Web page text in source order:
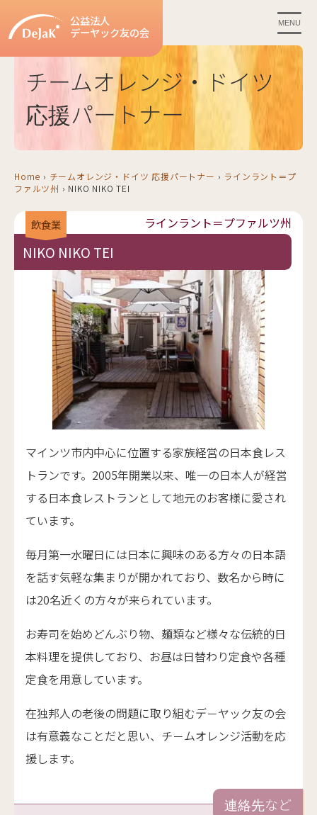
公益法人
デーヤック友の会
MENU
チームオレンジ・ドイツ
応援パートナー
Home › チームオレンジ・ドイツ 応援パートナー › ラインラント＝プ
ファルツ州 › NIKO NIKO TEI
飲食業 ラインラント＝プファルツ州
NIKO NIKO TEI
マインツ市内中心に位置する家族経営の日本食レス
トランです。2005年開業以来、唯一の日本人が経営
する日本食レストランとして地元のお客様に愛され
ています。
毎月第一水曜日には日本に興味のある方々の日本語
を話す気軽な集まりが開かれており、数名から時に
は20名近くの方々が来られています。
お寿司を始めどんぶり物、麺類など様々な伝統的日
本料理を提供しており、お昼は日替わり定食や各種
定食を用意しています。
在独邦人の老後の問題に取り組むデ－ヤック友の会
は有意義なことだと思い、チ－ムオレンジ活動を応
援します。
連絡先など